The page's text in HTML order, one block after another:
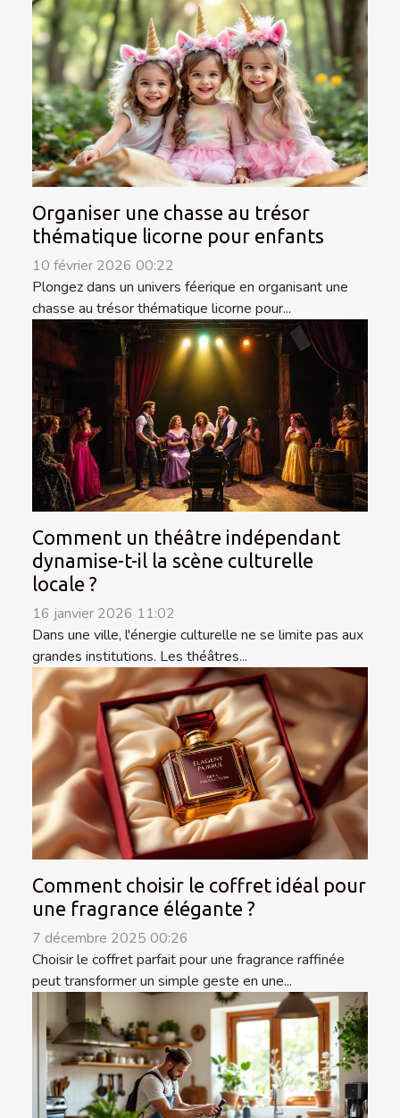
Organiser une chasse au trésor
thématique licorne pour enfants
10 février 2026 00:22
Plongez dans un univers féerique en organisant une
chasse au trésor thématique licorne pour...
Comment un théâtre indépendant
dynamise-t-il la scène culturelle
locale ?
16 janvier 2026 11:02
Dans une ville, l'énergie culturelle ne se limite pas aux
grandes institutions. Les théâtres...
Comment choisir le coffret idéal pour
une fragrance élégante ?
7 décembre 2025 00:26
Choisir le coffret parfait pour une fragrance raffinée
peut transformer un simple geste en une...